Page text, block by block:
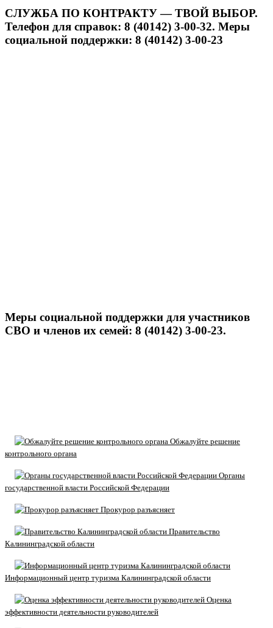
СЛУЖБА ПО КОНТРАКТУ — ТВОЙ ВЫБОР.
Телефон для справок: 8 (40142) 3-00-32. Меры
социальной поддержки: 8 (40142) 3-00-23
Меры социальной поддержки для участников
СВО и членов их семей: 8 (40142) 3-00-23.
Обжалуйте решение
контрольного органа
Органы
государственной власти Российской Федерации
Прокурор разъясняет
Правительство
Калининградской области
Информационный центр туризма Калининградской области
Оценка
эффективности деятельности руководителей